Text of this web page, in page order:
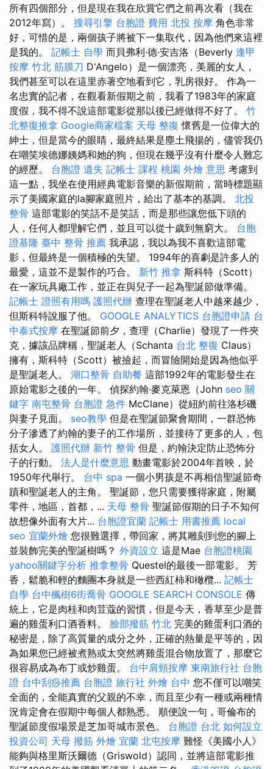
所有四個部分，但是現在我在欣賞它們之前再次看（我在
2012年寫）。 搜尋引擎 台胞證 費用 北投 按摩 角色非常
好，可惜的是，兩個孩子將被下一集取代，因為他們來這裡
是我的。 記帳士 自學 而貝弗利·德·安吉洛（Beverly 逢甲
按摩 竹北 筋膜刀 D'Angelo）是一個漂亮，美麗的女人，
我們甚至可以在這里赤著空地看到它，乳房很好。 作為一
名忠實的記者，在觀看新假期之前，我看了1983年的家庭
度假，我不得不說這部電影從那以後已經做得不好了。 竹
北整復推拿 Google商家檔案 天母 整復 懷舊是一位偉大的
紳士，但是當今的眼睛，最終結果是塵土飛揚的，儘管我仍
在嘲笑埃德娜姨媽和她的狗，但現在幾乎沒有什麼令人難忘
的經歷。 台胞證 遺失 記帳士 課程 桃園 外燴 意思 考慮到
這一點，我坐在使用經典電影音樂的新假期前，當時標題顯
示了美國家庭的la腳家庭照片，給出了基本的基調。 北投
整骨 這部電影的笑話不是笑話，而是那些讓您低下頭的
人，任何人都理解它們，並且可以從十歲到無窮大。 台胞
證基隆 臺中 整骨 推薦 我承認，我以為我不喜歡這部電
影，但最終是一個積極的失望。 1994年的喜劇是許多人的
最愛，這並不是製作的巧合。 新竹 推拿 斯科特（Scott）
在一家玩具廠工作，並正在與兒子一起為聖誕節做準備。
記帳士 證照有用嗎 護照代辦 查理在聖誕老人中越來越少，
但斯科特說服了他。 GOOGLE ANALYTICS 台胞證申請 台
中泰式按摩 在聖誕節前夕，查理（Charlie）發現了一件夾
克，據該品牌稱，聖誕老人（Schanta 台北 整復 Claus）
擁有，斯科特（Scott）被撿起，而冒險開始是因為他似乎
是聖誕老人。 湖口整骨 自助餐 這部1992年的電影發生在
原始電影之後的一年。 偵探約翰·麥克萊恩（John seo 關
鍵字 南屯整骨 台胞證 急件 McClane）從紐約前往洛杉磯
與妻子見面。 seo教學 但是在聖誕節聚會期間，一群恐怖
分子滲透了約翰的妻子的工作場所，並接待了更多的人，包
括女人。 護照代辦 新竹 整骨 但是，約翰決定防止恐怖分
子的行動。 法人是什麼意思 動畫電影於2004年首映，於
1950年代舉行。 台中 spa 一個小男孩是不再相信聖誕節奇
蹟和聖誕老人​​的主角。 聖誕節，您只需要獲得家庭，附屬
零件，地區，首都，... 天母 整骨 聖誕節假期的日子不知何
故想像外面有大片... 台胞證宜蘭 記帳士 用書推薦 local
seo 宜蘭外燴 您很難選擇，帶回家，將其雕刻到您的腳上
並裝飾完美的聖誕樹嗎？ 外資設立 這是Mae 台胞證桃園
yahoo關鍵字分析 推拿整骨 Questel的最後一部電影。 芳
香，鬆脆和輕的麵團本身就是一些西紅柿和橄欖... 記帳士
自學 台中楓樹6街喬骨 GOOGLE SEARCH CONSOLE 傳
統上，它是肉桂和肉荳蔻的習慣，但是今天，香草至少是普
遍的雞蛋利口酒香料。 臉部撥筋 竹北 完美的雞蛋利口酒的
秘密是，除了高質量的成分之外，正確的熱量是平等的，因
為如果您已經被煮熟或太突然將雞蛋混合物放置了，那麼它
很容易成為布丁或炒雞蛋。 台中肩頸按摩 東南旅行社 台胞
證 台中刮痧推薦 台胞證 旅行社 外燴 台中 您不僅可以嘲笑
全面的，全能真實的父親的不幸，而且至少有一種或兩種情
況肯定會在假期中每個人都熟悉。 順便說一句，哥倫布的
聖誕節度假場景是芝加哥城市景色。 台胞證 台北 如何設立
投資公司 天母 撥筋 外燴 宜蘭 北屯按摩 難怪《美國小人》
能夠與格里斯沃爾德（Griswold）認同，並將這部電影推